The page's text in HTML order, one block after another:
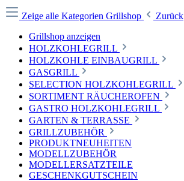
Zeige alle Kategorien Grillshop
Zurück
Grillshop anzeigen
HOLZKOHLEGRILL
HOLZKOHLE EINBAUGRILL
GASGRILL
SELECTION HOLZKOHLEGRILL
SORTIMENT RÄUCHEROFEN
GASTRO HOLZKOHLEGRILL
GARTEN & TERRASSE
GRILLZUBEHÖR
PRODUKTNEUHEITEN
MODELLZUBEHÖR
MODELLERSATZTEILE
GESCHENKGUTSCHEIN